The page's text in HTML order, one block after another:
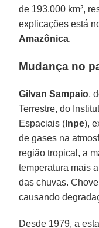
de 193.000 km²,
explicações está
Amazônica.
Mudança no
Gilvan Sampaio,
Terrestre, do
Espaciais ( Inpe),
de gases na
região tropical, a
temperatura mais
das chuvas.
causando
Desde 1979, a